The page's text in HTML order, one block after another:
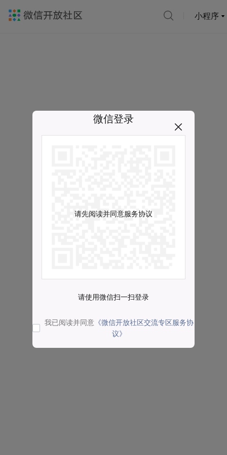
小程序
微信登录
请先阅读并同意服务协议
请使用微信扫一扫登录
我已阅读并同意 《微信开放社区交流专区服务协
议》